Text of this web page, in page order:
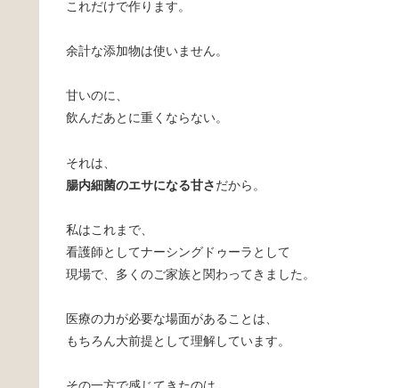
これだけで作ります。
余計な添加物は使いません。
甘いのに、
飲んだあとに重くならない。
それは、
腸内細菌のエサになる甘さだから。
私はこれまで、
看護師としてナーシングドゥーラとして
現場で、多くのご家族と関わってきました。
医療の力が必要な場面があることは、
もちろん大前提として理解しています。